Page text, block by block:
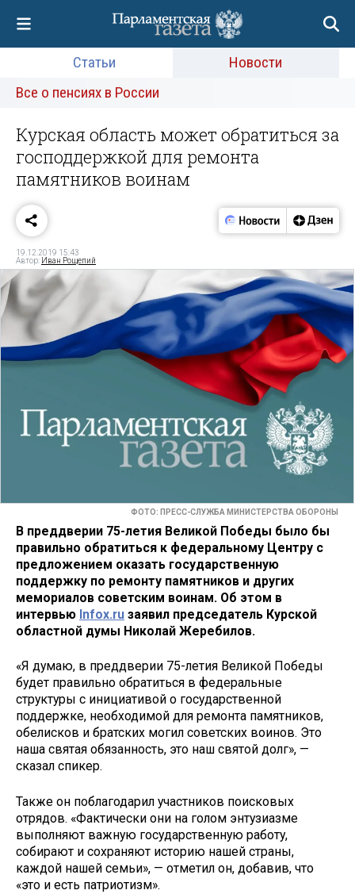
Статьи
Новости
Все о пенсиях в России
Курская область может обратиться за
господдержкой для ремонта
памятников воинам
19.12.2019 15:43
Автор: Иван Рощепий
ФОТО: ПРЕСС-СЛУЖБА МИНИСТЕРСТВА ОБОРОНЫ
В преддверии 75-летия Великой Победы было бы
правильно обратиться к федеральному Центру с
предложением оказать государственную
поддержку по ремонту памятников и других
мемориалов советским воинам. Об этом в
интервью Infox.ru заявил председатель Курской
областной думы Николай Жеребилов.
«Я думаю, в преддверии 75-летия Великой Победы
будет правильно обратиться в федеральные
структуры с инициативой о государственной
поддержке, необходимой для ремонта памятников,
обелисков и братских могил советских воинов. Это
наша святая обязанность, это наш святой долг», —
сказал спикер.
Также он поблагодарил участников поисковых
отрядов. «Фактически они на голом энтузиазме
выполняют важную государственную работу,
собирают и сохраняют историю нашей страны,
каждой нашей семьи», — отметил он, добавив, что
«это и есть патриотизм».